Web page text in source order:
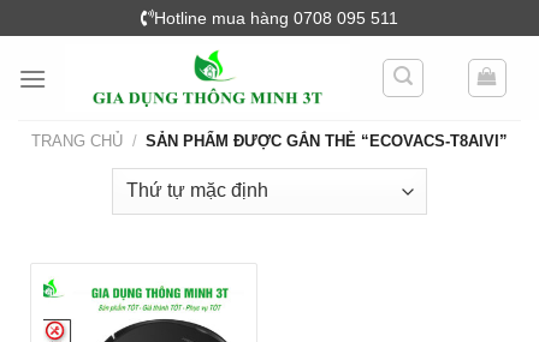
content
Hotline mua hàng 0708 095 511
TRANG CHỦ / SẢN PHẨM ĐƯỢC GẮN THẺ “ECOVACS-T8AIVI”